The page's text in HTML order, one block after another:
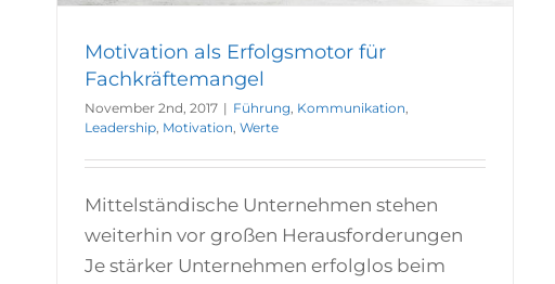
Motivation als Erfolgsmotor für
Fachkräftemangel
November 2nd, 2017 | Führung, Kommunikation,
Leadership, Motivation, Werte
Mittelständische Unternehmen stehen
weiterhin vor großen Herausforderungen
Je stärker Unternehmen erfolglos beim